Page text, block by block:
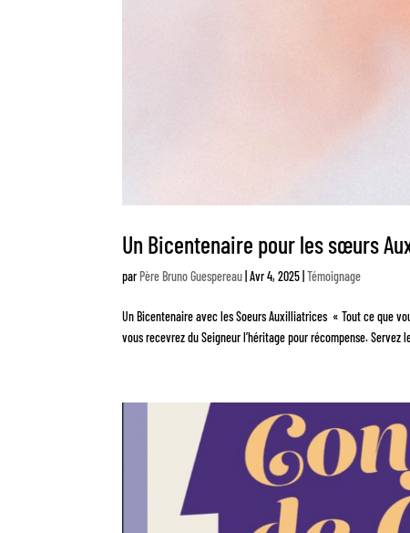
Un Bicentenaire pour les sœurs
par Père Bruno Guespereau |Avr 4, 2025 |Témoignage
Un Bicentenaire avec les Soeurs Auxilliatrices « Tout ce que
vous recevrez du Seigneur l’héritage pour récompense.